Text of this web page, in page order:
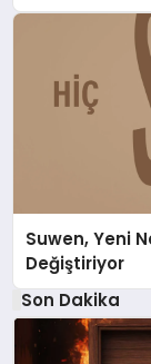
Suwen, Yeni
Değiştiriyor
Son Dakika